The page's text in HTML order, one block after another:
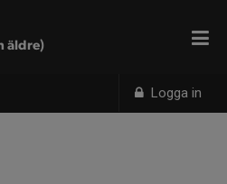
Logga in
äldre)